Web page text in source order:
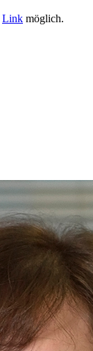
Link möglich.